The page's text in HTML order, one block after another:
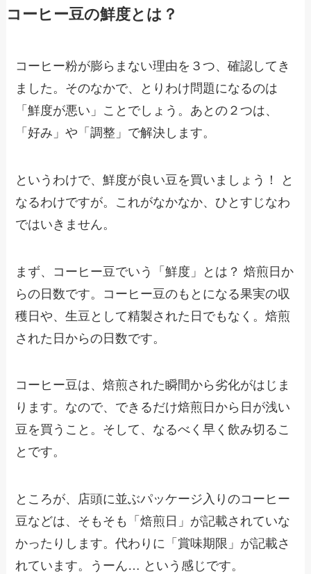
コーヒー豆の鮮度とは？
コーヒー粉が膨らまない理由を３つ、確認してき
ました。そのなかで、とりわけ問題になるのは
「鮮度が悪い」ことでしょう。あとの２つは、
「好み」や「調整」で解決します。
というわけで、鮮度が良い豆を買いましょう！ と
なるわけですが。これがなかなか、ひとすじなわ
ではいきません。
まず、コーヒー豆でいう「鮮度」とは？ 焙煎日か
らの日数です。コーヒー豆のもとになる果実の収
穫日や、生豆として精製された日でもなく。焙煎
された日からの日数です。
コーヒー豆は、焙煎された瞬間から劣化がはじま
ります。なので、できるだけ焙煎日から日が浅い
豆を買うこと。そして、なるべく早く飲み切るこ
とです。
ところが、店頭に並ぶパッケージ入りのコーヒー
豆などは、そもそも「焙煎日」が記載されていな
かったりします。代わりに「賞味期限」が記載さ
れています。うーん… という感じです。